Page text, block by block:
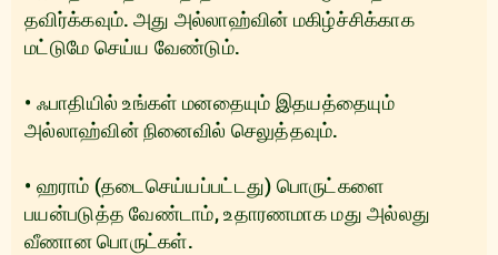
தவிர்க்கவும். அது அல்லாஹ்வின் மகிழ்ச்சிக்காக
மட்டுமே செய்ய வேண்டும்.
• ஃபாதியில் உங்கள் மனதையும் இதயத்தையும்
அல்லாஹ்வின் நினைவில் செலுத்தவும்.
• ஹராம் (தடைசெய்யப்பட்டது) பொருட்களை
பயன்படுத்த வேண்டாம், உதாரணமாக மது அல்லது
வீணான பொருட்கள்.